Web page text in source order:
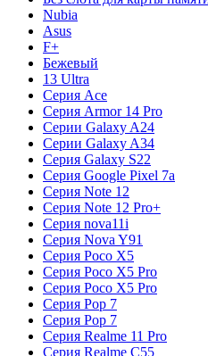
Nubia
Asus
F+
Бежевый
13 Ultra
Серия Ace
Серия Armor 14 Pro
Серии Galaxy A24
Серии Galaxy A34
Серия Galaxy S22
Серия Google Pixel 7a
Серия Note 12
Серия Note 12 Pro+
Серия nova11i
Серия Nova Y91
Серия Poco X5
Серия Poco X5 Pro
Серия Poco X5 Pro
Серия Pop 7
Серия Pop 7
Серия Realme 11 Pro
Серия Realme C55